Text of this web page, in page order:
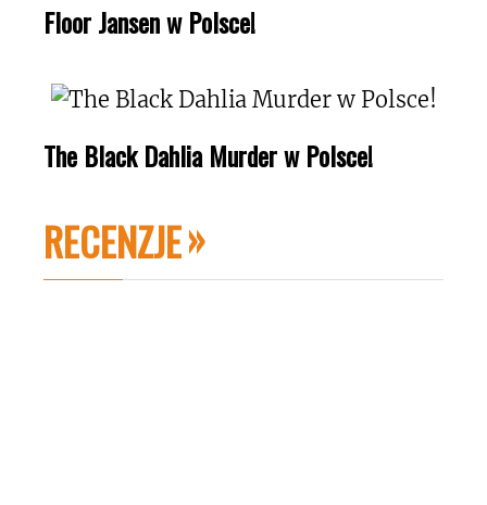
Floor Jansen w Polsce!
The Black Dahlia Murder w Polsce!
RECENZJE